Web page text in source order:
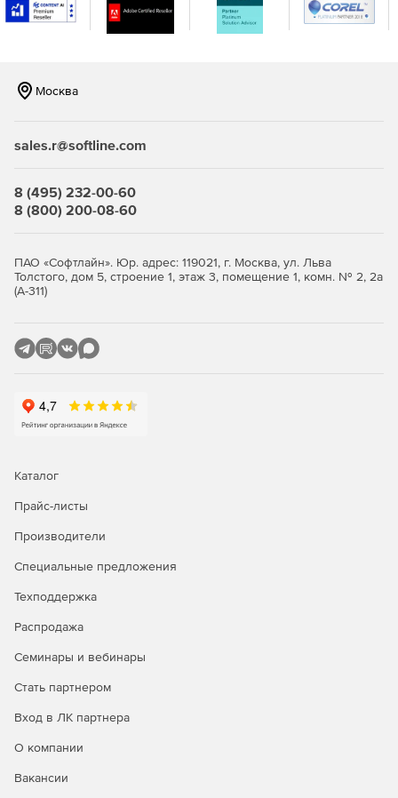
Видео файлы имеют цифровую подпись.
Файлы могут храниться во внутренней или внешней
Предотвращение потери корпоративных данных и их
Программа может быть настроена для 1000 серверов.
Запись работы call-центра.
Проверка на соответствие стандартам индустрии
Мониторинг и аудит основной деятельности
пользователей.
нескольких часов.
администраторов сервера.
Управление отчетами по специальному доступу к
Проверка на соответствие правовым и судебно-
Москва
sales.r@softline.com
8 (495) 232-00-60
8 (800) 200-08-60
ПАО «Софтлайн». Юр. адрес: 119021, г. Москва, ул. Льва
Толстого, дом 5, строение 1, этаж 3, помещение 1, комн. № 2, 2а
(А-311)
Каталог
Прайс-листы
Производители
Специальные предложения
Техподдержка
Распродажа
Семинары и вебинары
Стать партнером
Вход в ЛК партнера
О компании
Вакансии